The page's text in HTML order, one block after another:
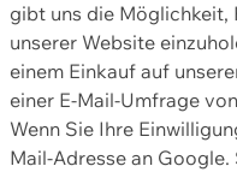
gibt uns die Möglichkeit,
unserer Website
einem Einkauf auf
einer E-Mail-Umfrage
Wenn Sie Ihre
Mail-Adresse an